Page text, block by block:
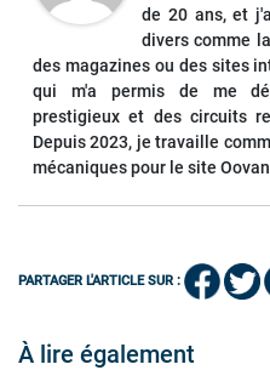
de 20 ans, et
divers comme
des magazines ou des sites
qui m'a permis de me
prestigieux et des circuits
Depuis 2023, je travaille
mécaniques pour le site
PARTAGER L'ARTICLE SUR :
À lire également